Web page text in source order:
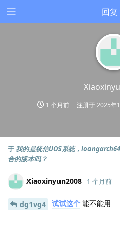
1 个月前 注册于2025年
回复
于我的是统信UOS系统，
合的版本吗？
Xiaoxinyun2008 1 个月前
dg1vg4 试试这个 能不能用